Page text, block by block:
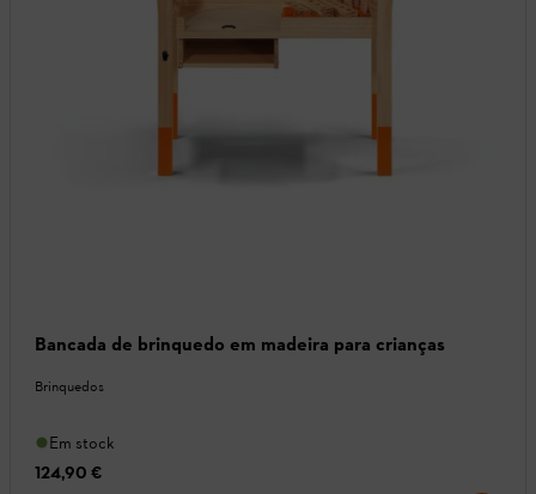
Bancada de brinquedo em madeira para crianças
Brinquedos
Em stock
124,90 €